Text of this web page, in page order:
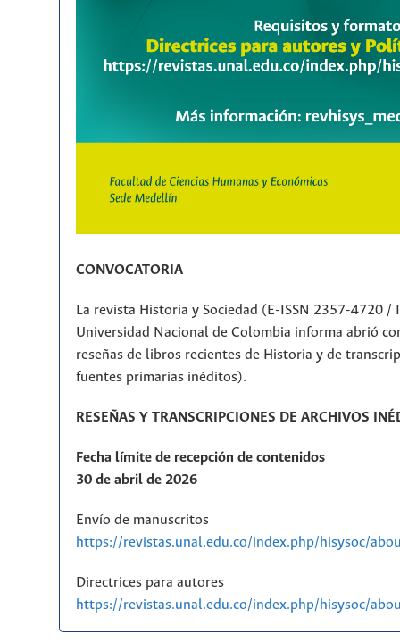
CONVOCATORIA
La revista Historia y Sociedad (E-ISSN 2357-4720 /
Universidad Nacional de Colombia informa abrió
reseñas de libros recientes de Historia y de
fuentes primarias inéditos).
RESEÑAS Y TRANSCRIPCIONES DE ARCHIVOS
Fecha límite de recepción de contenidos
30 de abril de 2026
Envío de manuscritos
https://revistas.unal.edu.co/index.php/hisysoc/
Directrices para autores
https://revistas.unal.edu.co/index.php/hisysoc/